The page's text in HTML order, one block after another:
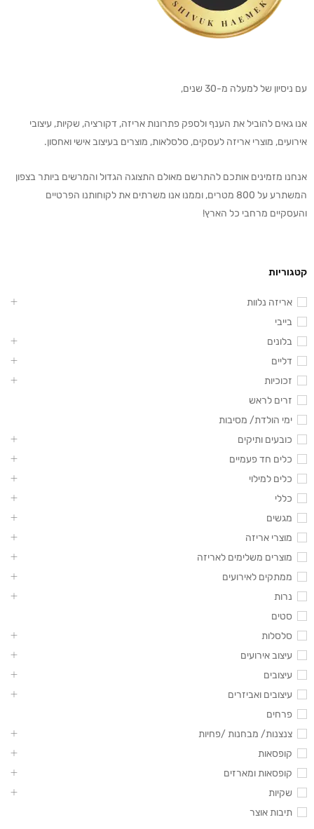
עם ניסיון של למעלה מ-30 שנים,
אנו גאים להוביל את הענף ולספק פתרונות אריזה, דקורציה, שקיות, עיצובי
אירועים, מוצרי אריזה לעסקים, סלסלאות, מוצרים בעיצוב אישי ואחסון.
אנחנו מזמינים אותכם להתרשם מאולם התצוגה הגדול והמרשים ביותר בצפון
המשתרע על 800 מטרים, וממנו אנו משרתים את לקוחותנו הפרטיים
והעסקיים מרחבי כל הארץ!
קטגוריות
אריזה נלוות
בייבי
בלונים
דליים
זכוכיות
זרים לראש
ימי הולדת/ מסיבות
כובעים ותיקים
כלים חד פעמיים
כלים למילוי
כללי
מגשים
מוצרי אריזה
מוצרים משלימים לאריזה
ממתקים לאירועים
נרות
סטים
סלסלות
עיצוב אירועים
עיצובים
עיצובים ואביזרים
פרחים
צנצנות/ מבחנות /פחיות
קופסאות
קופסאות ומארזים
שקיות
תיבות אוצר